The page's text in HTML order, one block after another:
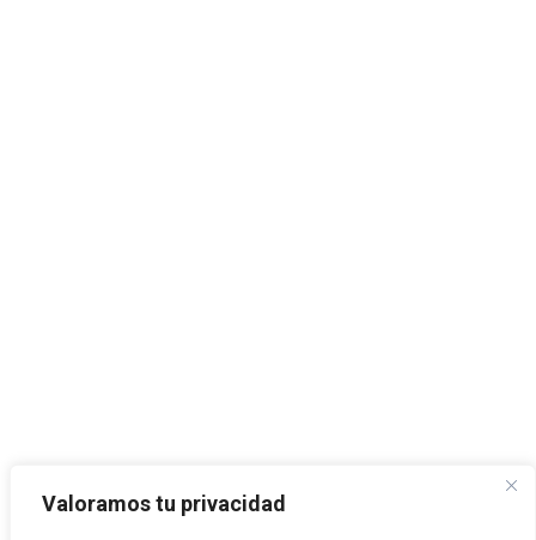
Valoramos tu privacidad